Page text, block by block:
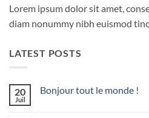
Lorem ipsum dolor sit amet,
diam nonummy nibh euismod
LATEST POSTS
20
Juil
Bonjour tout le monde !